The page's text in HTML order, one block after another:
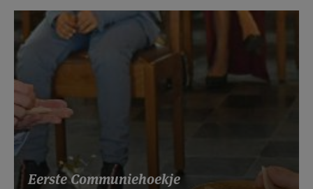
Eerste Communiehoekje